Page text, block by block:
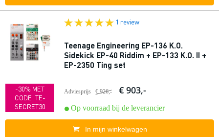
-30% MET
CODE: TE-
SECRET30
1 review
Teenage Engineering EP-136 K.O.
Sidekick EP-40 Riddim + EP-133 K.O. II +
EP-2350 Ting set
Adviesprijs € 926,- € 903,-
Op voorraad bij de leverancier
In mijn winkelwagen